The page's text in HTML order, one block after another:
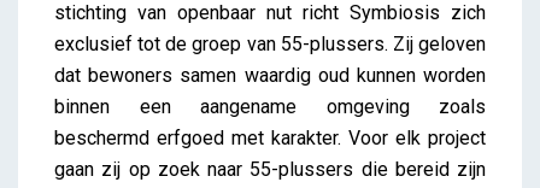
stichting van openbaar nut richt Symbiosis zich
exclusief tot de groep van 55-plussers. Zij geloven
dat bewoners samen waardig oud kunnen worden
binnen een aangename omgeving zoals
beschermd erfgoed met karakter. Voor elk project
gaan zij op zoek naar 55-plussers die bereid zijn